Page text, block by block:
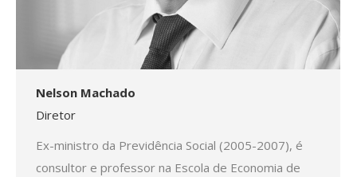
Nelson Machado
Diretor
Ex-ministro da Previdência Social (2005-2007), é
consultor e professor na Escola de Economia de